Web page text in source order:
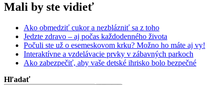
Mali by ste vidieť
Ako obmedziť cukor a nezblázniť sa z toho
Jedzte zdravo – aj počas každodenného života
Počuli ste už o esemeskovom krku? Možno ho máte aj vy!
Interaktívne a vzdelávacie prvky v zábavných parkoch
Ako zabezpečiť, aby vaše detské ihrisko bolo bezpečné
Hľadať